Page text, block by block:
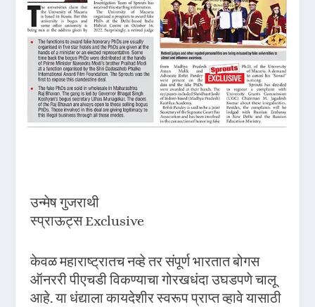
उन्मेष गुजराथी
स्प्राऊट्स Exclusive
केवळ महाराष्ट्रातच नव्हे तर संपूर्ण भारतात बोगस
ऑनररी पीएचडी विकण्याचा गोरखधंदा उघडपणे चालू
आहे. या धंद्याला कायदेशीर स्वरूप प्राप्त व्हावे यासाठी